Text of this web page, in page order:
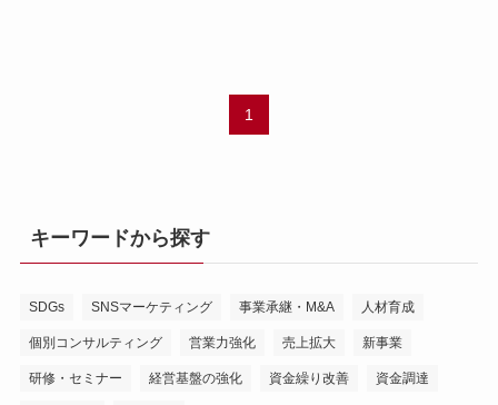
1
キーワードから探す
SDGs SNSマーケティング 事業承継・M&A 人材育成
個別コンサルティング 営業力強化 売上拡大 新事業
研修・セミナー 経営基盤の強化 資金繰り改善 資金調達